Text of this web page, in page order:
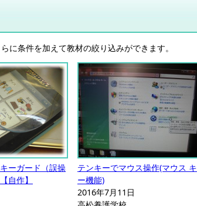
条件を加えて教材の絞り込みができます。
ーガード（誤操
自作】
テンキーでマウス操作(マウス キ
ー機能)
2016年7月11日